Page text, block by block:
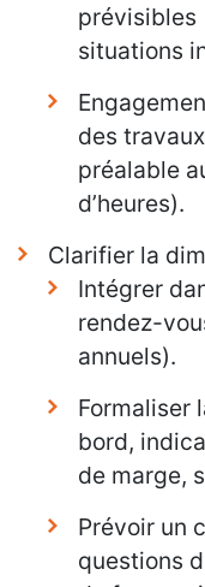
prévisibles
situations
des
préalable
d’heures).
Clarifier la
Intégrer
rendez-
annuels).
Formaliser
bord,
de marge,
Prévoir un
questions